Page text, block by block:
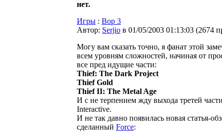
нет.
Игры : Вор 3
Автор: Serjio в 01/05/2003 01:13:03 (2674
Могу вам сказать точно, я фанат этой
всем уровням сложностей, начиная от
все пред идущие части:
Thief: The Dark Project
Thief Gold
Thief II: The Metal Age
И с не терпением жду выхода третей
Interactive.
И не так давно появилась новая статья-
сделанный Force: